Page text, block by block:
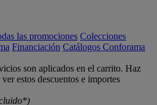
las promociones Colecciones
Financiación Catálogos Conforama
son aplicados en el carrito. Haz
estos descuentos e importes